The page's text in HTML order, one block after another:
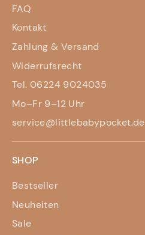
FAQ
Kontakt
Zahlung & Versand
Widerrufsrecht
Tel. 06224 9024035
Mo–Fr 9–12 Uhr
service@littlebabypocket.de
SHOP
Bestseller
Neuheiten
Sale